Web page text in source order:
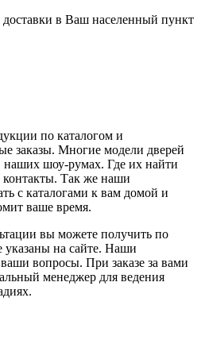
в Ваш населенный пункт
по каталогом и
заказы. Многие модели дверей
шоу-румах. Где их найти
контакты. Так же наши
с каталогами к вам домой и
ваше время.
вы можете получить по
указаны на сайте. Наши
вопросы. При заказе за вами
менеджер для ведения